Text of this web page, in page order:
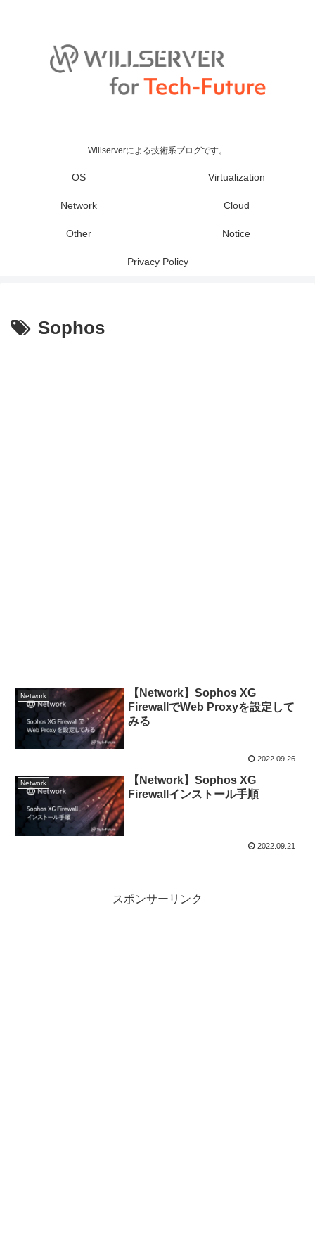
Willserverによる技術系ブログです。
OS Virtualization
Network Cloud
Other Notice
Privacy Policy
Sophos
Network
【Network】Sophos XG
FirewallでWeb Proxyを設定して
みる
2022.09.26
Network
【Network】Sophos XG
Firewallインストール手順
2022.09.21
スポンサーリンク